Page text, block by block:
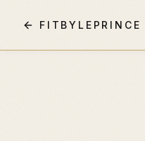
FITBYLEPRINCE